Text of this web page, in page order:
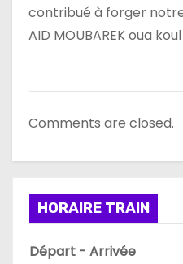
contribué à forger
AID MOUBAREK oua
Comments are closed.
HORAIRE TRAIN
Départ - Arrivée